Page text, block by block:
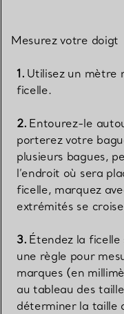
Mesurez votre doigt
Utilisez un mètre
ficelle.
Entourez-le
porterez votre
plusieurs bagues,
l’endroit où sera
ficelle, marquez
extrémités se
Étendez la
une règle pour
marques (en
au tableau des
déterminer la taille